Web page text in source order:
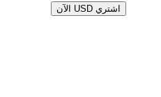
اشتري USD الآن